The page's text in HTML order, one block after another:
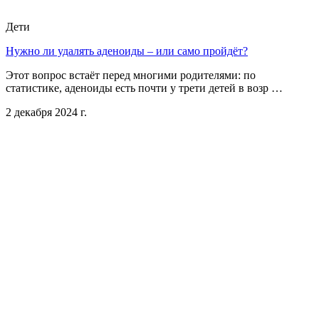
Дети
Нужно ли удалять аденоиды – или само пройдёт?
Этот вопрос встаёт перед многими родителями: по
статистике, аденоиды есть почти у трети детей в возр …
2 декабря 2024 г.